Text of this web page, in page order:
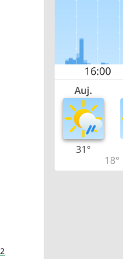
2
Auj.
31°
18°